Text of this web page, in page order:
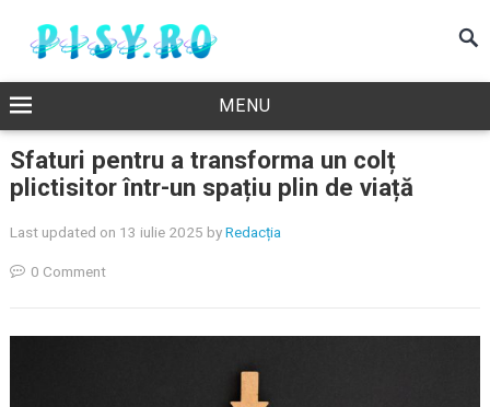
MENU
Sfaturi pentru a transforma un colț
plictisitor într-un spațiu plin de viață
Last updated on 13 iulie 2025 byRedacția
0 Comment